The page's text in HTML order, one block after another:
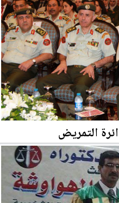
التمريض